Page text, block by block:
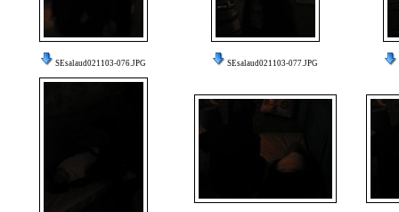
SEsalaud021103-076.JPG SEsalaud021103-077.JPG